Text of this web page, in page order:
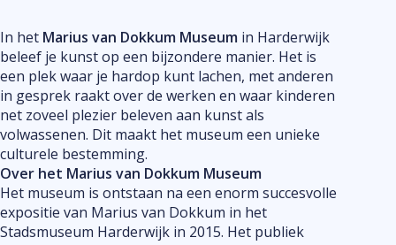
the
In het Marius van Dokkum Museum in Harderwijk
beleef je kunst op een bijzondere manier. Het is
een plek waar je hardop kunt lachen, met anderen
in gesprek raakt over de werken en waar kinderen
net zoveel plezier beleven aan kunst als
volwassenen. Dit maakt het museum een unieke
culturele bestemming.
Over het Marius van Dokkum Museum
Het museum is ontstaan na een enorm succesvolle
expositie van Marius van Dokkum in het
Stadsmuseum Harderwijk in 2015. Het publiek